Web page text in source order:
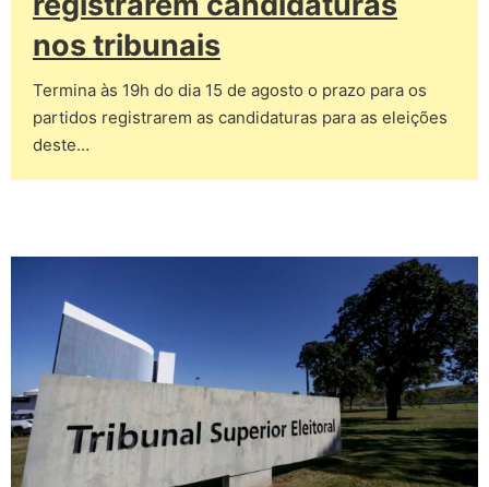
nos tribunais
Termina às 19h do dia 15 de agosto o prazo para os
partidos registrarem as candidaturas para as eleições
deste…